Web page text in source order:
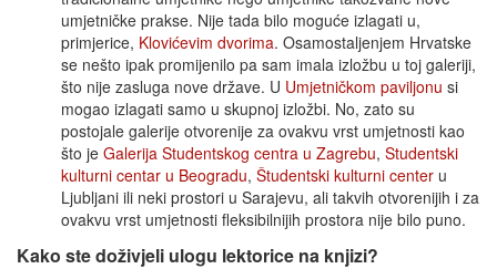
umjetničke prakse. Nije tada bilo moguće izlagati u,
primjerice, Klovićevim dvorima. Osamostaljenjem Hrvatske
se nešto ipak promijenilo pa sam imala izložbu u toj galeriji,
što nije zasluga nove države. U Umjetničkom paviljonu si
mogao izlagati samo u skupnoj izložbi. No, zato su
postojale galerije otvorenije za ovakvu vrst umjetnosti kao
što je Galerija Studentskog centra u Zagrebu, Studentski
kulturni centar u Beogradu, Študentski kulturni center u
Ljubljani ili neki prostori u Sarajevu, ali takvih otvorenijih i za
ovakvu vrst umjetnosti fleksibilnijih prostora nije bilo puno.
Kako ste doživjeli ulogu lektorice na knjizi?